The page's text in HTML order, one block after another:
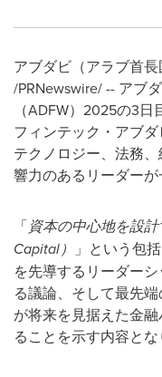
アブダビ（アラブ首長
/PRNewswire/ -- アブ
（ADFW）2025の3
フィンテック・アブダ
テクノロジー、法務
響力のあるリーダーが
「資本の中心地を設
Capital）
」という包
を先導するリーダー
る議論、そして最先
が将来を見据えた金
ることを示す内容とな